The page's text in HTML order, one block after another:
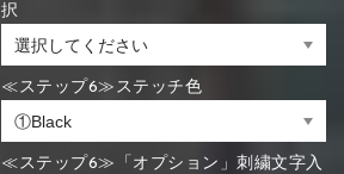
択
≪ステップ6≫ステッチ色
≪ステップ6≫「オプション」刺繍文字入